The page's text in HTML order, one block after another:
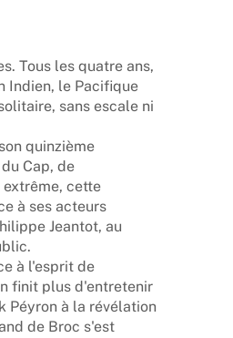
Tous les quatre ans,
Indien, le Pacifique
sans escale ni
quinzième
Cap, de
cette
à ses acteurs
Jeantot, au
à l'esprit de
finit plus d'entretenir
Péyron à la révélation
de Broc s'est